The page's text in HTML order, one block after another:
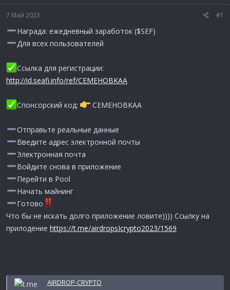
7 Май 2023 #1
Награда: ежедневный заработок ($SEF)
Для всех пользователей
Ссылка для регистрации:
http://id.seafi.info/ref/CEMEHOBKAA
Спонсорский код: CEMEHOBKAA
Отправьте реальные данные
Введите адрес электронной почты
Электронная почта
Войдите снова в приложение
Перейти в Pool
Начать майнинг
Готово
Что бы не искать долго приложение ловите)))) Ссылку на
прилодение https://t.me/airdropsIcrypto2023/1569
AIRDROP-CRYPTO